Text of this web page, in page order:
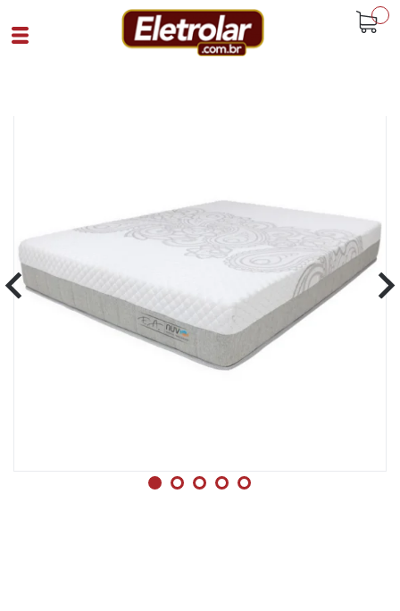
Cód 91990 SKU 107636|4|1